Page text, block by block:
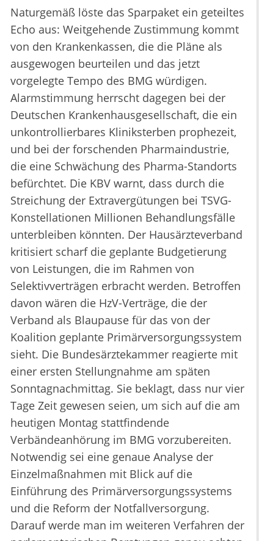
Naturgemäß löste das Sparpaket ein geteiltes
Echo aus: Weitgehende Zustimmung kommt
von den Krankenkassen, die die Pläne als
ausgewogen beurteilen und das jetzt
vorgelegte Tempo des BMG würdigen.
Alarmstimmung herrscht dagegen bei der
Deutschen Krankenhausgesellschaft, die ein
unkontrollierbares Kliniksterben prophezeit,
und bei der forschenden Pharmaindustrie,
die eine Schwächung des Pharma-Standorts
befürchtet. Die KBV warnt, dass durch die
Streichung der Extravergütungen bei TSVG-
Konstellationen Millionen Behandlungsfälle
unterbleiben könnten. Der Hausärzteverband
kritisiert scharf die geplante Budgetierung
von Leistungen, die im Rahmen von
Selektivverträgen erbracht werden. Betroffen
davon wären die HzV-Verträge, die der
Verband als Blaupause für das von der
Koalition geplante Primärversorgungssystem
sieht. Die Bundesärztekammer reagierte mit
einer ersten Stellungnahme am späten
Sonntagnachmittag. Sie beklagt, dass nur vier
Tage Zeit gewesen seien, um sich auf die am
heutigen Montag stattfindende
Verbändeanhörung im BMG vorzubereiten.
Notwendig sei eine genaue Analyse der
Einzelmaßnahmen mit Blick auf die
Einführung des Primärversorgungssystems
und die Reform der Notfallversorgung.
Darauf werde man im weiteren Verfahren der